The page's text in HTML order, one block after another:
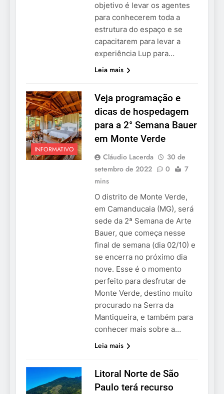
objetivo é levar os agentes
para conhecerem toda a
estrutura do espaço e se
capacitarem para levar a
experiência Lup para…
Leia mais
INFORMATIVO
Veja programação e
dicas de hospedagem
para a 2° Semana Bauer
em Monte Verde
Cláudio Lacerda
30 de
setembro de 2022
0
7
mins
O distrito de Monte Verde,
em Camanducaia (MG), será
sede da 2ª Semana de Arte
Bauer, que começa nesse
final de semana (dia 02/10) e
se encerra no próximo dia
nove. Esse é o momento
perfeito para desfrutar de
Monte Verde, destino muito
procurado na Serra da
Mantiqueira, e também para
conhecer mais sobre a…
Leia mais
Litoral Norte de São
Paulo terá recurso